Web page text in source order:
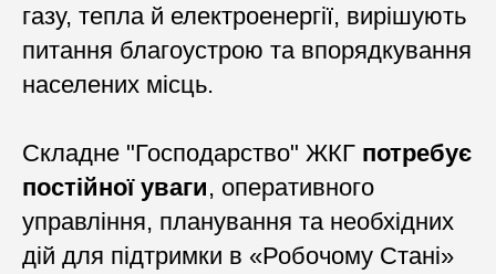
газу, тепла й електроенергії, вирішують
питання благоустрою та впорядкування
населених місць.
Складне "Господарство" ЖКГ потребує
постійної уваги, оперативного
управління, планування та необхідних
дій для підтримки в «Робочому Стані»